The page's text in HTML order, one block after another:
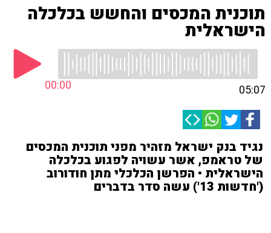
תוכנית המכסים והחשש בכלכלה
הישראלית
00:00 05:07
נגיד בנק ישראל מזהיר מפני תוכנית המכסים
של טראמפ, אשר עשויה לפגוע בכלכלה
הישראלית • הפרשן הכלכלי מתן חודורוב
('חדשות 13') עשה סדר בדברים